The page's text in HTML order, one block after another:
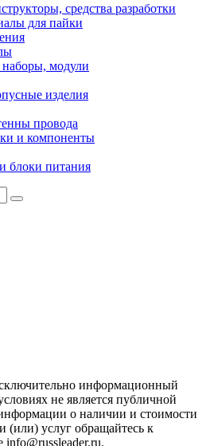
средства разработки
для пайки
модули
изделия
провода
и компоненты
блоки питания
информационный
не является публичной
о наличии и стоимости
(или) услуг обращайтесь к
info@russleader.ru.